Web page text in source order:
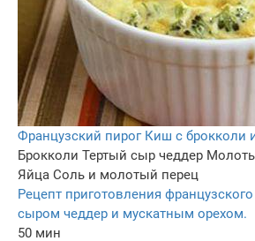
Французский пирог Киш с брокколи
Брокколи Тертый сыр чеддер
Яйца Соль и молотый перец
Рецепт приготовления
сыром чеддер и мускатным орехом.
50 мин